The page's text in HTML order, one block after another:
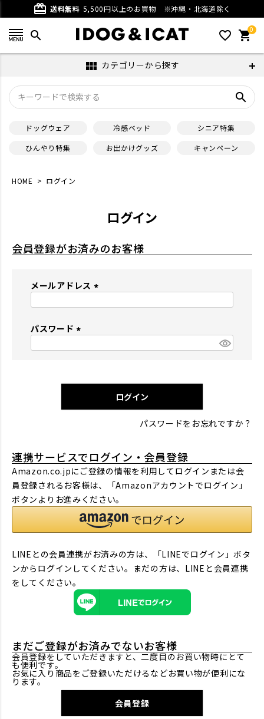
card_giftcard 送料無料 5,500円以上のお買物 ※沖縄・北海道除く
search favorite_outline 0
shopping_cart
view_module カテゴリーから探す
search
ドッグウェア 冷感ベッド
シニア特集
ひんやり特集
お出かけグッズ キャンペーン
HOME ログイン
ログイン
会員登録がお済みのお客様
メールアドレス
パスワード
)
ログイン
パスワードをお忘れですか？
連携サービスでログイン・会員登録
Amazon.co.jpにご登録の情報を利用してログインまたは会
員登録されるお客様は、「Amazonアカウントでログイン」
ボタンよりお進みください。
LINEとの会員連携がお済みの方は、「LINEでログイン」ボタ
ンからログインしてください。まだの方は、 LINEと会員連携
をしてください。
まだご登録がお済みでないお客様
会員登録をしていただきますと、二度目のお買い物時にとて
も便利です。
お気に入り商品をご登録いただけるなどお買い物が便利にな
ります。
会員登録